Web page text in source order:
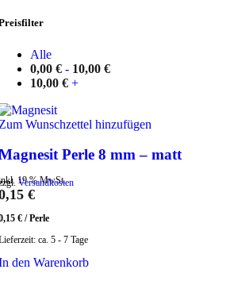
Alle
0,00 € - 10,00 €
10,00 € +
Wunschzettel hinzufügen
Perle 8 mm – matt
19 % MwSt.
Versandkosten
€
€ /Perle
ca. 5 - 7 Tage
den Warenkorb